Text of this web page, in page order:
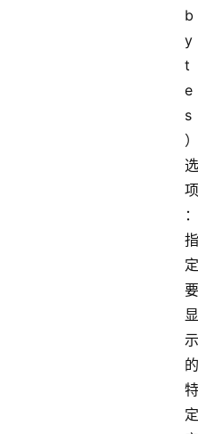
b
y
t
e
s
）
选
项
：
指
定
要
显
示
的
特
定